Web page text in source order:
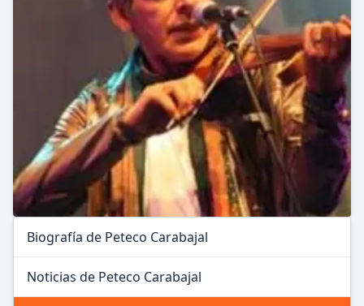
Biografía de Peteco Carabajal
Noticias de Peteco Carabajal